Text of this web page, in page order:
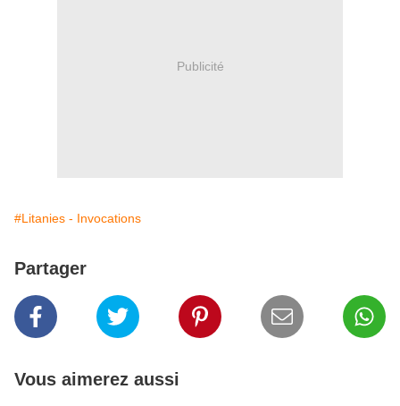
Publicité
#Litanies - Invocations
Partager
Vous aimerez aussi